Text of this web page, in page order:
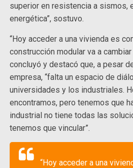
superior en resistencia a sismos,
energética”, sostuvo.
“Hoy acceder a una vivienda es
construcción modular va a
concluyó y destacó que, a pesar
empresa, “falta un espacio de
universidades y los industriales.
encontramos, pero tenemos que
industrial no tiene todas las
tenemos que vincular”.
“Hoy acceder a una